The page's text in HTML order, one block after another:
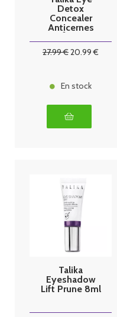
Detox
Concealer
Anticernes
Fatigue 2 ml
27.99€20.99 €
En stock
Talika
Eyeshadow
Lift Prune 8ml